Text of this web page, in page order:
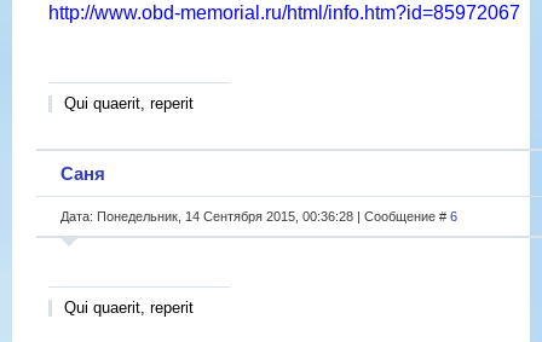
http://www.obd-memorial.ru/html/info.htm?id=85972067
Qui quaerit, reperit
Саня
Дата: Понедельник, 14 Сентября 2015, 00:36:28 | Сообщение # 6
Qui quaerit, reperit